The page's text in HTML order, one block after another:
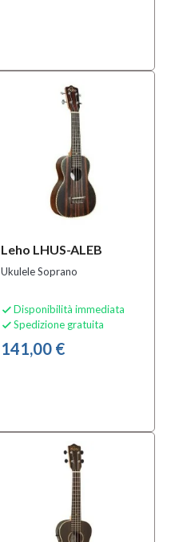
Leho LHUS-ALEB
Ukulele Soprano
 Disponibilità immediata
 Spedizione gratuita
141,00 €